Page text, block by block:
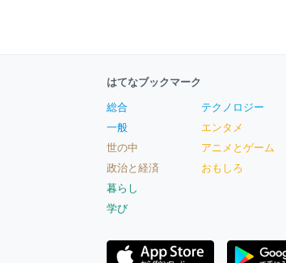
はてなブックマーク
総合
一般
世の中
政治と経済
暮らし
学び
テクノロジー
エンタメ
アニメとゲーム
おもしろ